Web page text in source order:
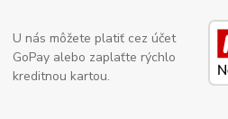
U nás môžete platiť cez účet
GoPay alebo zaplaťte rýchlo
kreditnou kartou.